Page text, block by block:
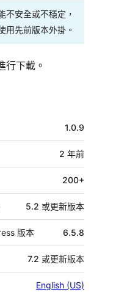
不安全或不穩定，
用先前版本外掛。
行下載。
1.0.9
2 年前
200+
5.2 或更新版本
版本 6.5.8
7.2 或更新版本
English (US)